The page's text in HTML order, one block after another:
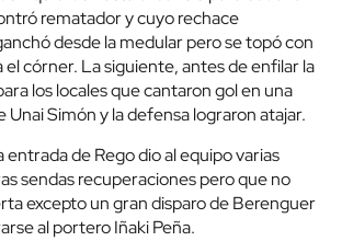
rematador y cuyo rechace
desde la medular pero se topó con
el córner. La siguiente, antes de enfilar la
los locales que cantaron gol en una
Unai Simón y la defensa lograron atajar.
entrada de Rego dio al equipo varias
sendas recuperaciones pero que no
excepto un gran disparo de Berenguer
al portero Iñaki Peña.